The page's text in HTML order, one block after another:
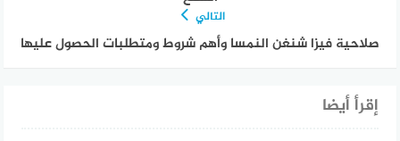
التالي
صلاحية فيزا شنغن النمسا وأهم شروط ومتطلبات الحصول عليها
إقرأ أيضا